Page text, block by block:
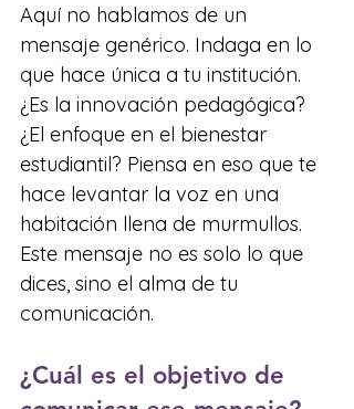
Aquí no hablamos de un
mensaje genérico. Indaga en lo
que hace única a tu institución.
¿Es la innovación pedagógica?
¿El enfoque en el bienestar
estudiantil? Piensa en eso que te
hace levantar la voz en una
habitación llena de murmullos.
Este mensaje no es solo lo que
dices, sino el alma de tu
comunicación.
¿Cuál es el objetivo de